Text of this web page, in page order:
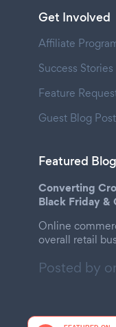
Get Involved
Affiliate
Success Stories
Feature
Guest Blog Post
Featured
Converting
Black Friday &
Online
overall retail
Posted by